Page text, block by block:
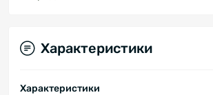
Характеристики
Характеристики